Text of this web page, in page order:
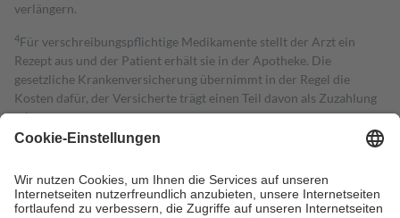
verlängern.
4Für verschreibungspflichtige Medikamente stellt der Arzt ein
Rezept aus und der Patient erhält sie in der Apotheke. Die
gesetzliche Krankenversicherung übernimmt in der Regel die
Kosten dafür, der Versicherte trägt einen Teil davon als Zuzahlung
mit.
Grundsätzlich leisten Mitglieder Zuzahlungen in Höhe von zehn
höchstens zehn Euro.
Es sind jedoch nie mehr als die tatsächlichen
Kosten der Leistung zu entrichten.
Diese Regeln gelten grundsätzlich auch für Online-Apotheken.